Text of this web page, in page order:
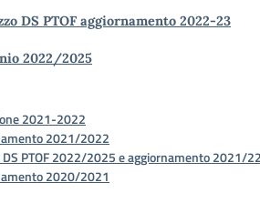
DS PTOF aggiornamento 2022-23
2022/2025
2021-2022
2021/2022
PTOF 2022/2025 e aggiornamento 2021/22
2020/2021